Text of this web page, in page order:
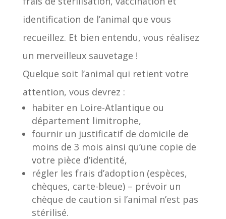
identification de l’animal que vous
recueillez. Et bien entendu, vous réalisez
un merveilleux sauvetage !
Quelque soit l’animal qui retient votre
attention, vous devrez :
habiter en Loire-Atlantique ou
département limitrophe,
fournir un justificatif de domicile de
moins de 3 mois ainsi qu’une copie de
votre pièce d’identité,
régler les frais d’adoption (espèces,
chèques, carte-bleue) – prévoir un
chèque de caution si l’animal n’est pas
stérilisé.